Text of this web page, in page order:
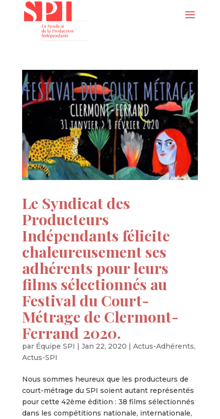
Le Syndicat des
Producteurs
Indépendants félicite
chaleureusement ses
adhérents pour leurs
films sélectionnés au
Festival du Court-
Métrage de Clermont-
Ferrand 2020.
par Équipe SPI | Jan 22, 2020 | Actus-Adhérents,
Actus-SPI
Nous sommes heureux que les producteurs de
court-métrage du SPI soient autant représentés
pour cette 42ème édition : 38 films sélectionnés
dans les compétitions nationale, internationale,